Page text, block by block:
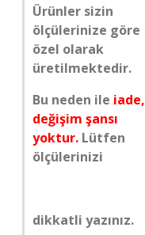
Ürünler sizin
ölçülerinize göre
özel olarak
üretilmektedir.
Bu neden ile iade,
değişim şansı
yoktur. Lütfen
ölçülerinizi
dikkatli yazınız.